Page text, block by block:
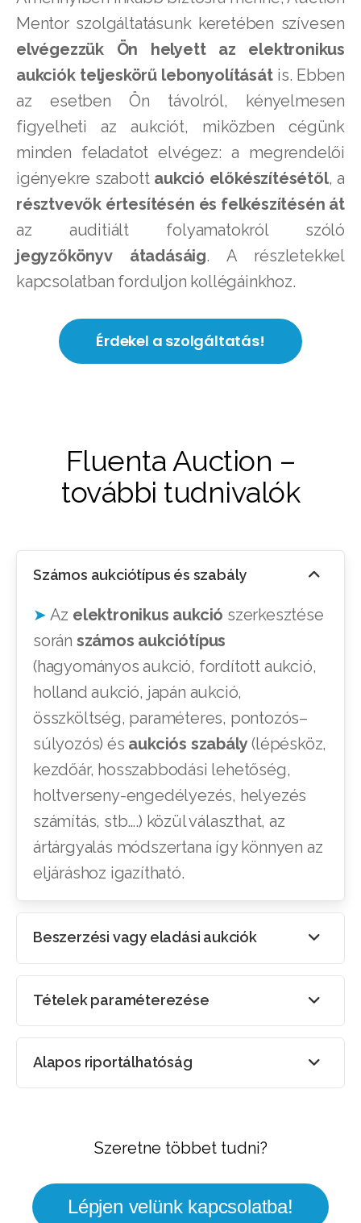
Mentor szolgáltatásunk keretében szívesen
elvégezzük Ön helyett az elektronikus
aukciók teljeskörű lebonyolításátis. Ebben
az esetben Ön távolról, kényelmesen
figyelheti az aukciót, miközben cégünk
minden feladatot elvégez: a megrendelői
igényekre szabott aukció előkészítésétől, a
résztvevők értesítésén és felkészítésén át
az auditiált folyamatokról szóló
jegyzőkönyv átadásáig. A részletekkel
kapcsolatban forduljon kollégáinkhoz.
Érdekel a szolgáltatás!
Fluenta Auction –
további tudnivalók
Számos aukciótípus és szabály
➤ Az elektronikus aukció szerkesztése
során számos aukciótípus
(hagyományos aukció, fordított aukció,
holland aukció, japán aukció,
összköltség, paraméteres, pontozós–
súlyozós) és aukciós szabály (lépésköz,
kezdőár, hosszabbodási lehetőség,
holtverseny-engedélyezés, helyezés
számítás, stb….) közül választhat, az
ártárgyalás módszertana így könnyen az
eljáráshoz igazítható.
Beszerzési vagy eladási aukciók
Tételek paraméterezése
Alapos riportálhatóság
Szeretne többet tudni?
Lépjen velünk kapcsolatba!